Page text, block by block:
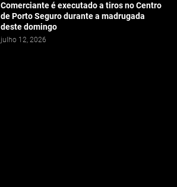
Comerciante é executado a tiros no Centro
de Porto Seguro durante a madrugada
deste domingo
julho 12, 2026